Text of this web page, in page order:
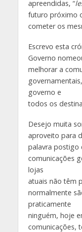
apreendidas, “
futuro próximo
cometer os
Escrevo esta
Governo
melhorar a
governo e
todos os
Desejo muita
aproveito para
palavra postigo
comunicações
lojas
atuais não têm
normalmente
praticamente
ninguém, hoje
comunicações,